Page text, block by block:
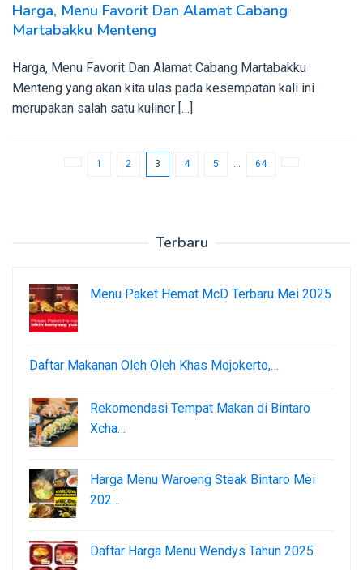
Harga, Menu Favorit Dan Alamat Cabang
Martabakku Menteng
Harga, Menu Favorit Dan Alamat Cabang Martabakku
Menteng yang akan kita ulas pada kesempatan kali ini
merupakan salah satu kuliner […]
1 2 3 4 5 … 64
Terbaru
Menu Paket Hemat McD Terbaru Mei 2025
Daftar Makanan Oleh Oleh Khas Mojokerto,…
Rekomendasi Tempat Makan di Bintaro
Xcha…
Harga Menu Waroeng Steak Bintaro Mei
202…
Daftar Harga Menu Wendys Tahun 2025